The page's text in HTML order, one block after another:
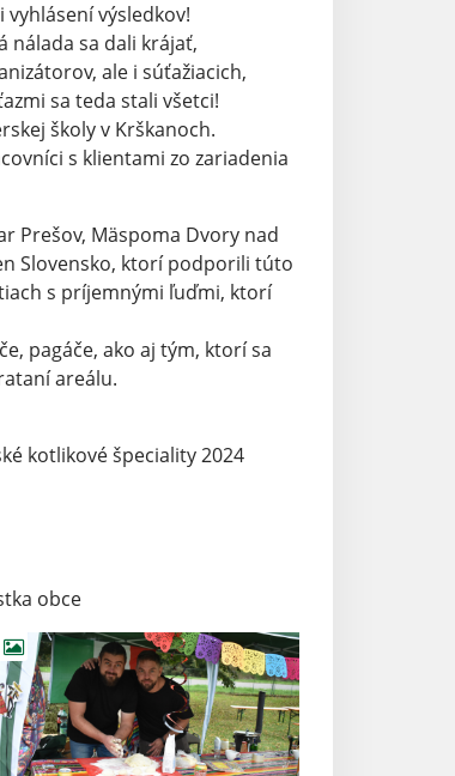
výsledkov!
nálada sa dali krájať,
ale i súťažiacich,
sa teda stali všetci!
školy v Krškanoch.
s klientami zo zariadenia
Prešov, Mäspoma Dvory nad
Slovensko, ktorí podporili túto
s príjemnými ľuďmi, ktorí
ako aj tým, ktorí sa
areálu.
kotlikové špeciality 2024
obce